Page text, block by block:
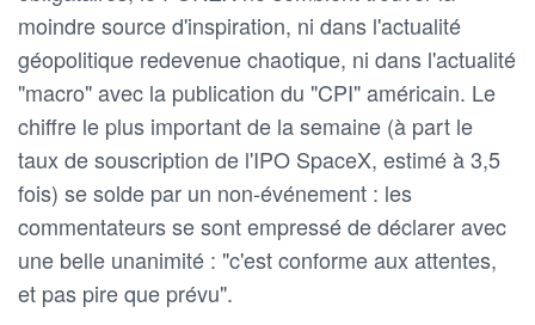
moindre source d'inspiration, ni dans l'actualité
géopolitique redevenue chaotique, ni dans l'actualité
"macro" avec la publication du "CPI" américain. Le
chiffre le plus important de la semaine (à part le
taux de souscription de l'IPO SpaceX, estimé à 3,5
fois) se solde par un non-événement : les
commentateurs se sont empressé de déclarer avec
une belle unanimité : "c'est conforme aux attentes,
et pas pire que prévu".